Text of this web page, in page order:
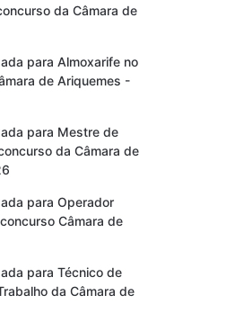
da Câmara de
para Almoxarife no
de Ariquemes -
para Mestre de
da Câmara de
para Operador
Câmara de
para Técnico de
da Câmara de